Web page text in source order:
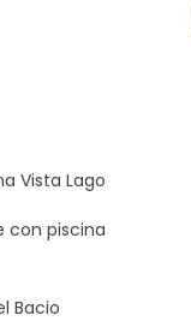
Vista Lago
con piscina
Bacio